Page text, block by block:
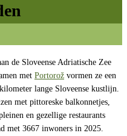
de Sloveense Adriatische Zee
met Portorož vormen ze een
lange Sloveense kustlijn.
met pittoreske balkonnetjes,
en gezellige restaurants
met 3667 inwoners in 2025.